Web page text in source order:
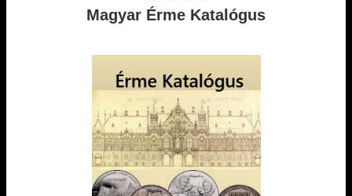
Magyar Érme Katalógus